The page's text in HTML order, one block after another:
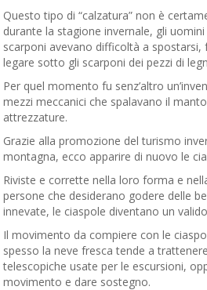
Questo tipo di “calzatura” non è
durante la stagione invernale, gli
scarponi avevano difficoltà a spostarsi,
legare sotto gli scarponi dei pezzi di
Per quel momento fu senz’altro
mezzi meccanici che spalavano il
attrezzature.
Grazie alla promozione del turismo
montagna, ecco apparire di nuovo le
Riviste e corrette nella loro forma e
persone che desiderano godere delle
innevate, le ciaspole diventano un
Il movimento da compiere con le
spesso la neve fresca tende a
telescopiche usate per le escursioni,
movimento e dare sostegno.